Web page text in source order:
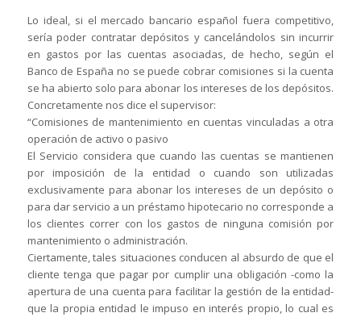
Lo ideal, si el mercado bancario español fuera competitivo,
sería poder contratar depósitos y cancelándolos sin incurrir
en gastos por las cuentas asociadas, de hecho, según el
Banco de España no se puede cobrar comisiones si la cuenta
se ha abierto solo para abonar los intereses de los depósitos.
Concretamente nos dice el supervisor:
“Comisiones de mantenimiento en cuentas vinculadas a otra
operación de activo o pasivo
El Servicio considera que cuando las cuentas se mantienen
por imposición de la entidad o cuando son utilizadas
exclusivamente para abonar los intereses de un depósito o
para dar servicio a un préstamo hipotecario no corresponde a
los clientes correr con los gastos de ninguna comisión por
mantenimiento o administración.
Ciertamente, tales situaciones conducen al absurdo de que el
cliente tenga que pagar por cumplir una obligación -como la
apertura de una cuenta para facilitar la gestión de la entidad-
que la propia entidad le impuso en interés propio, lo cual es